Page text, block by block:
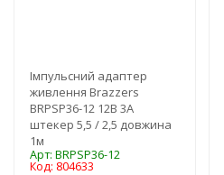
Імпульсний адаптер
живлення Brazzers
BRPSP36-12 12В 3А
штекер 5,5 / 2,5 довжина
1м
Арт: BRPSP36-12
Код: 804633